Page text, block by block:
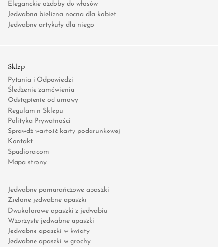
Eleganckie ozdoby do włosów
Jedwabna bielizna nocna dla kobiet
Jedwabne artykuły dla niego
Sklep
Pytania i Odpowiedzi
Śledzenie zamówienia
Odstąpienie od umowy
Regulamin Sklepu
Polityka Prywatności
Sprawdź wartość karty podarunkowej
Kontakt
Spadiora.com
Mapa strony
Jedwabne pomarańczowe apaszki
Zielone jedwabne apaszki
Dwukolorowe apaszki z jedwabiu
Wzorzyste jedwabne apaszki
Jedwabne apaszki w kwiaty
Jedwabne apaszki w grochy